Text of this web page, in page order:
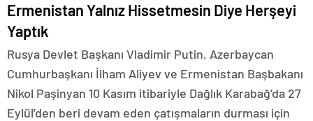
Ermenistan Yalnız Hissetmesin Diye Herşeyi
Yaptık
Rusya Devlet Başkanı Vladimir Putin, Azerbaycan
Cumhurbaşkanı İlham Aliyev ve Ermenistan Başbakanı
Nikol Paşinyan 10 Kasım itibariyle Dağlık Karabağ’da 27
Eylül’den beri devam eden çatışmaların durması için